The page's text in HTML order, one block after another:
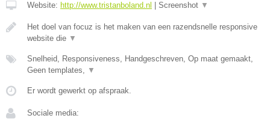
Website: http://www.tristanboland.nl Screenshot ▼
Het doel van focuz is het maken van een razendsnelle responsive
website die ▼
Snelheid, Responsiveness, Handgeschreven, Op maat gemaakt,
Geen templates, ▼
Er wordt gewerkt op afspraak.
Sociale media: